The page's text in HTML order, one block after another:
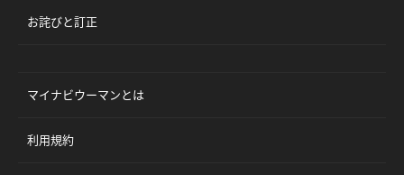
お詫びと訂正
マイナビウーマンとは
利用規約